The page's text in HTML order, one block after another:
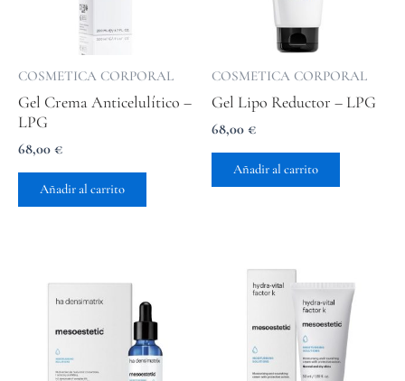
COSMETICA CORPORAL
Gel Crema Anticelulítico –
LPG
68,00 €
Añadir al carrito
COSMETICA CORPORAL
Gel Lipo Reductor – LPG
68,00 €
Añadir al carrito